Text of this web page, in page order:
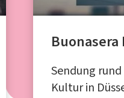
Sendung
Kultur in